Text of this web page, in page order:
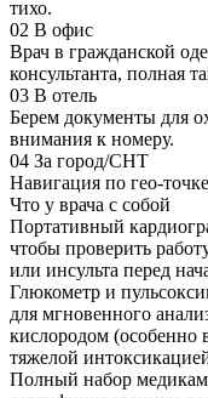
тихо.
02 В офис
Врач в гражданской
консультанта, полная
03 В отель
Берем документы для
внимания к номеру.
04 За город/СНТ
Навигация по гео-
Что у врача с собой
Портативный
чтобы проверить
или инсульта перед
Глюкометр и
для мгновенного
кислородом (особенно
тяжелой
Полный набор